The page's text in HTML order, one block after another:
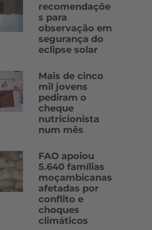
recomendaçõe
s para
observação em
segurança do
eclipse solar
Mais de cinco
mil jovens
pediram o
cheque
nutricionista
num mês
FAO apoiou
5.640 famílias
moçambicanas
afetadas por
conflito e
choques
climáticos